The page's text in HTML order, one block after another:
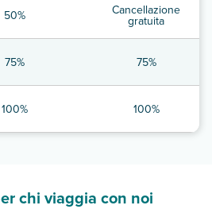
50% Cancellazione
gratuita
75% 75%
100% 100%
chi viaggia con noi